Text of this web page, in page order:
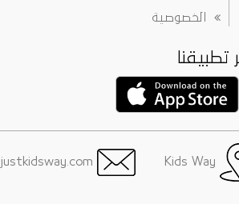
الخصوصية